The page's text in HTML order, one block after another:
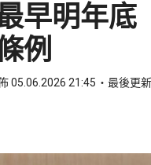
早明年
例
05.06.2026 21:45 最後更